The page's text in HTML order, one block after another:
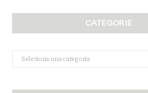
CATEGORIE
Categorie